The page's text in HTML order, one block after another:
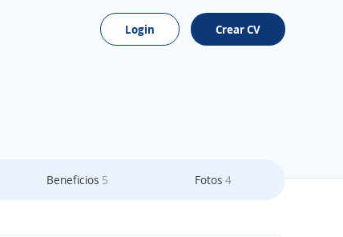
Login Crear CV
Beneficios 5 Fotos 4